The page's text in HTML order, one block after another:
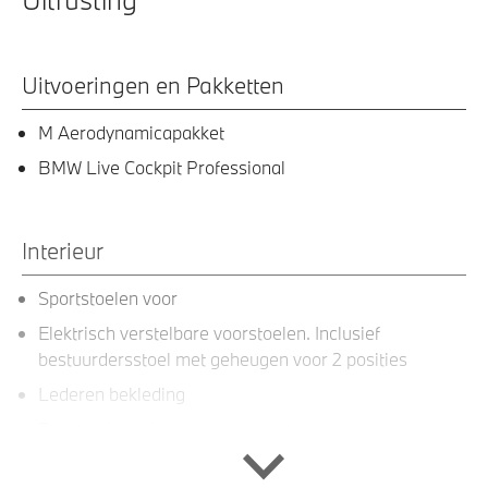
Uitvoeringen en Pakketten
M Aerodynamicapakket
BMW Live Cockpit Professional
Interieur
Sportstoelen voor
Elektrisch verstelbare voorstoelen. Inclusief
bestuurdersstoel met geheugen voor 2 posities
Lederen bekleding